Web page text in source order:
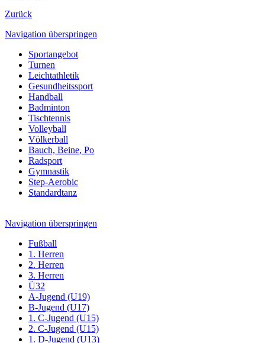
Zurück
Navigation überspringen
Sportangebot
Turnen
Leichtathletik
Gesundheitssport
Handball
Badminton
Tischtennis
Volleyball
Völkerball
Bauch, Beine, Po
Radsport
Gymnastik
Step-Aerobic
Standardtanz
Navigation überspringen
Fußball
1. Herren
2. Herren
3. Herren
Ü32
A-Jugend (U19)
B-Jugend (U17)
1. C-Jugend (U15)
2. C-Jugend (U15)
1. D-Jugend (U13)